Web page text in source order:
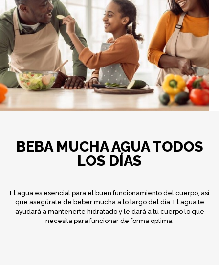
BEBA MUCHA AGUA TODOS
LOS DÍAS
El agua es esencial para el buen funcionamiento del cuerpo, así
que asegúrate de beber mucha a lo largo del día. El agua te
ayudará a mantenerte hidratado y le dará a tu cuerpo lo que
necesita para funcionar de forma óptima.